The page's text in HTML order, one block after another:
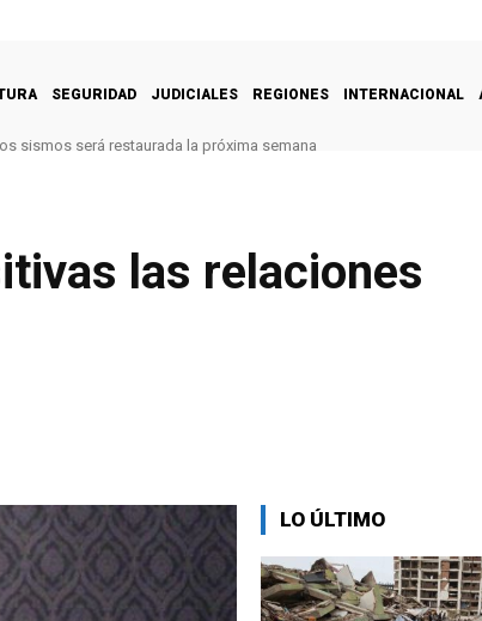
SEGURIDAD JUDICIALES REGIONES INTERNACIONAL
sismos será restaurada la próxima semana
las relaciones
LO ÚLTIMO